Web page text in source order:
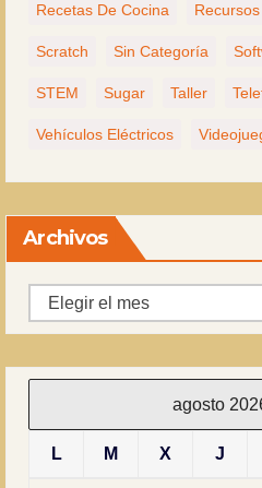
Recetas De Cocina Recursos
Scratch Sin Categoría
STEM Sugar Taller
Vehículos Eléctricos
Archivos
Archivos
agosto
L M X J